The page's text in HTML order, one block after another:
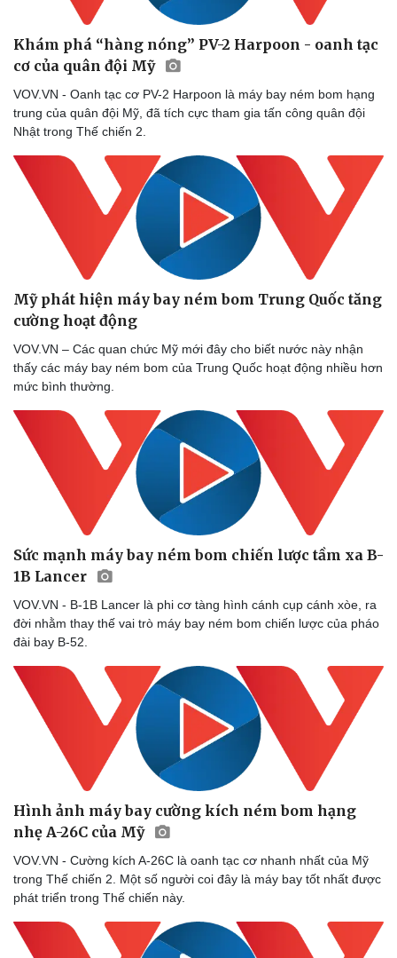
Bóng đá
Lịch thi đấu bóng đá
Thế giới thể thao
eSports
Hậu trường
Ô tô - Xe máy
Ô tô
Khám phá “hàng nóng” PV-2 Harpoon - oanh tạc
cơ của quân đội Mỹ
VOV.VN - Oanh tạc cơ PV-2 Harpoon là máy bay ném bom hạng
trung của quân đội Mỹ, đã tích cực tham gia tấn công quân đội
Nhật trong Thế chiến 2.
Mỹ phát hiện máy bay ném bom Trung Quốc tăng
cường hoạt động
VOV.VN – Các quan chức Mỹ mới đây cho biết nước này nhận
thấy các máy bay ném bom của Trung Quốc hoạt động nhiều hơn
mức bình thường.
Sức mạnh máy bay ném bom chiến lược tầm xa B-
1B Lancer
VOV.VN - B-1B Lancer là phi cơ tàng hình cánh cụp cánh xòe, ra
đời nhằm thay thế vai trò máy bay ném bom chiến lược của pháo
đài bay B-52.
Hình ảnh máy bay cường kích ném bom hạng
nhẹ A-26C của Mỹ
VOV.VN - Cường kích A-26C là oanh tạc cơ nhanh nhất của Mỹ
trong Thế chiến 2. Một số người coi đây là máy bay tốt nhất được
phát triển trong Thế chiến này.